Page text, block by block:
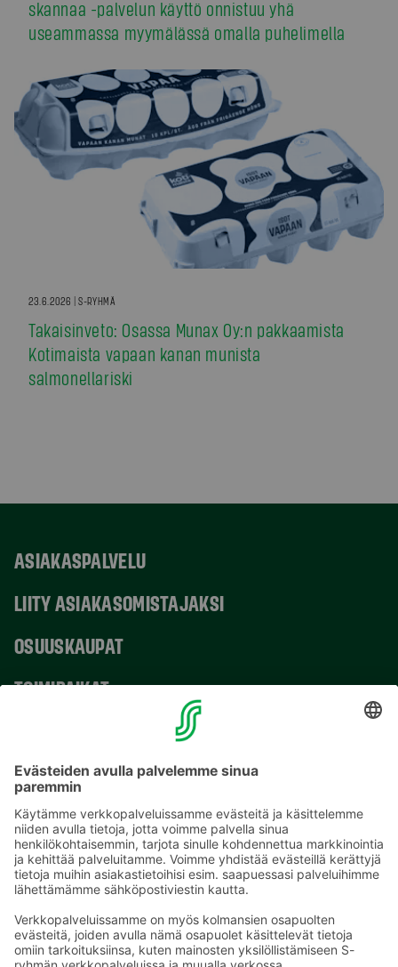
skannaa -palvelun käyttö onnistuu yhä
useammassa myymälässä omalla puhelimella
23.6.2026 | S-RYHMÄ
Takaisinveto: Osassa Munax Oy:n pakkaamista
Kotimaista vapaan kanan munista
salmonellariski
ASIAKASPALVELU
LIITY ASIAKASOMISTAJAKSI
OSUUSKAUPAT
TOIMIPAIKAT
Sähköpostiosoitteet S-ryhmässä ovat muotoa
etunimi.sukunimi@sok.fi
Seuraa meitä: